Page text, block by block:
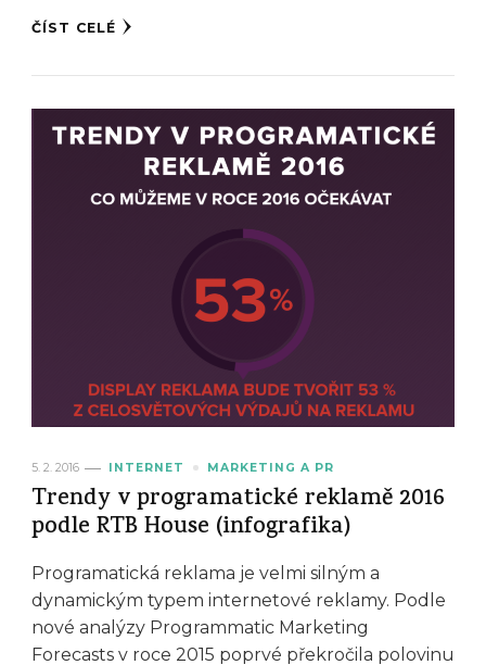
ČÍST CELÉ
5. 2. 2016 INTERNET MARKETING A PR
Trendy v programatické reklamě 2016
podle RTB House (infografika)
Programatická reklama je velmi silným a
dynamickým typem internetové reklamy. Podle
nové analýzy Programmatic Marketing
Forecasts v roce 2015 poprvé překročila polovinu